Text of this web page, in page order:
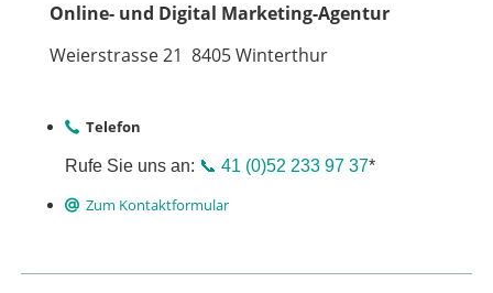
Online- und Digital Marketing-Agentur
Weierstrasse 21 8405 Winterthur
Telefon
Rufe Sie uns an: 📞 41 (0)52 233 97 37*
Zum Kontaktformular